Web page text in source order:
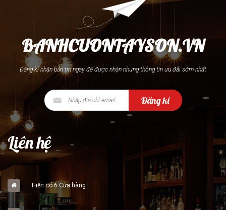
BANHCUONTAYSON.VN
Đăng kí nhận bản tin ngay để được nhận nhưng thông tin ưu đãi sớm nhất
Đăng kí
Liên hệ
Hiện có 6 Cửa hàng .